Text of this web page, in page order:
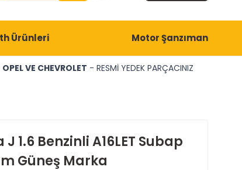
Ürünleri Motor Şanzıman
OPEL VE CHEVROLET - RESMİ YEDEK PARÇACINIZ
1.6 Benzinli A16LET Subap
Güneş Marka